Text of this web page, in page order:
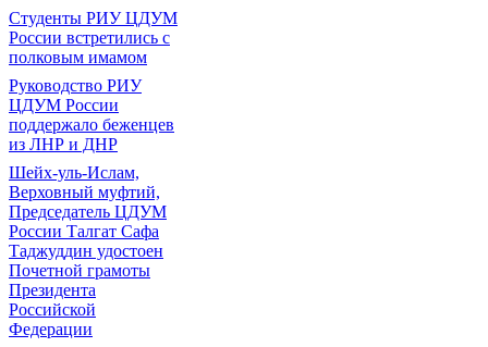
Студенты РИУ ЦДУМ
России встретились с
полковым имамом
Руководство РИУ
ЦДУМ России
поддержало беженцев
из ЛНР и ДНР
Шейх-уль-Ислам,
Верховный муфтий,
Председатель ЦДУМ
России Талгат Сафа
Таджуддин удостоен
Почетной грамоты
Президента
Российской
Федерации